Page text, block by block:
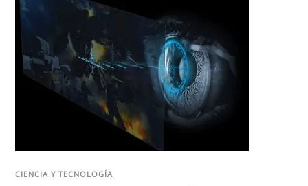
CIENCIA Y TECNOLOGÍA